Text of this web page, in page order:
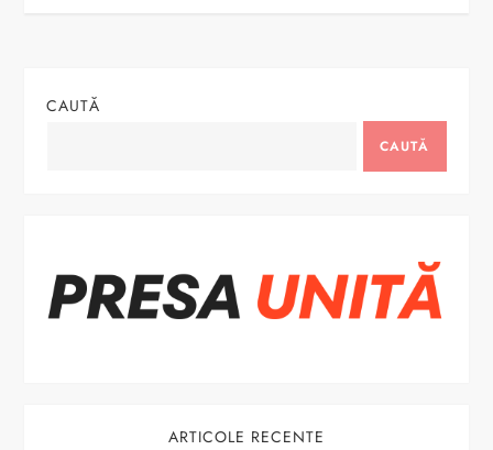
a
î
n
CAUTĂ
CAUTĂ
ARTICOLE RECENTE